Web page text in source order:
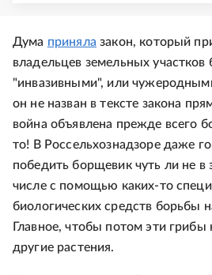
Дума приняла закон, который
владельцев земельных участков
"инвазивными", или
он не назван в тексте закона
война объявлена прежде всего
то! В Россельхознадзоре даже
победить борщевик чуть ли не в
числе с помощью каких-то
биологических средств борьбы
Главное, чтобы потом эти грибы
другие растения.